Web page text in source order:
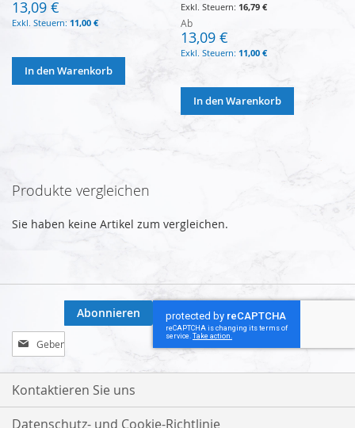
13,09 €
11,00 €
In den Warenkorb
16,79 €
Ab
13,09 €
11,00 €
In den Warenkorb
Produkte vergleichen
Sie haben keine Artikel zum vergleichen.
Melden
Sie
sich
für
Newsletter
Abonnieren
Kontaktieren Sie uns
Datenschutz- und Cookie-Richtlinie